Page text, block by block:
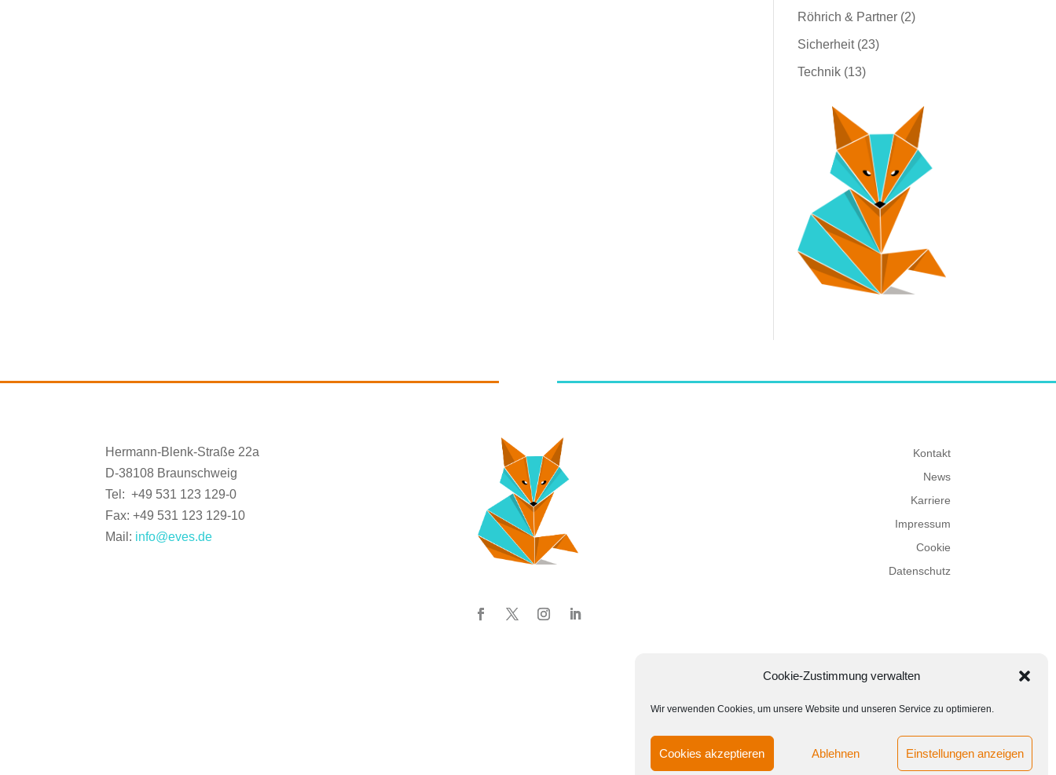
Cookie-Zustimmung verwalten
Wir verwenden Cookies, um unsere Website und unseren Service zu optimieren.
Cookies akzeptieren Ablehnen Einstellungen anzeigen
Röhrich & Partner (2)
Sicherheit(23)
Technik (13)
Hermann-Blenk-Straße 22a
D-38108 Braunschweig
Tel: +49 531 123 129-0
Fax: +49 531 123 129-10
Mail: info@eves.de
Kontakt
News
Karriere
Impressum
Cookie
Datenschutz